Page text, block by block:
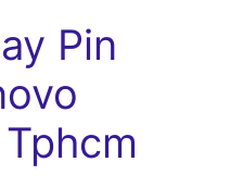
Pin